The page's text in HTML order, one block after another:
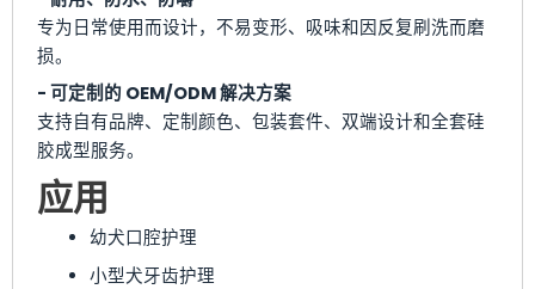
专为日常使用而设计，不易变形、吸味和因反复刷洗而磨
损。
- 可定制的 OEM/ODM 解决方案
支持自有品牌、定制颜色、包装套件、双端设计和全套硅
胶成型服务。
应用
幼犬口腔护理
小型犬牙齿护理